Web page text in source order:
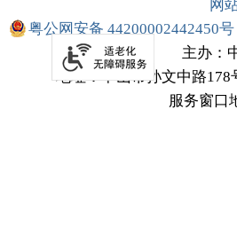
网
粤公网安备 44200002442450号
主办：
地址：中山市孙文中路178
服务窗口